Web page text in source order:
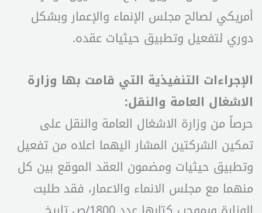
أمريكي لصالح مجلس الإنماء والإعمار وبشكل
دوري لتفعيل وتطبيق حيثيات عقده.
الإجراءات التنفيذية التي قامت بها وزارة
الاشغال العامة والنقل:
حرصاً من وزارة الاشغال العامة والنقل على
تمكين الشركتين المشار اليهما اعلاه من تفعيل
وتطبيق حيثيات ومضمون العقد الموقع بين كل
منهما مع مجلس الانماء والاعمار، فقد طلبت